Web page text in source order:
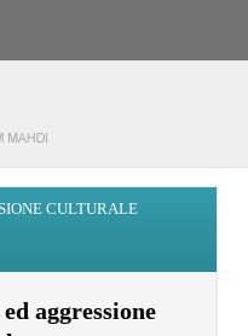
CULTURALE
aggressione